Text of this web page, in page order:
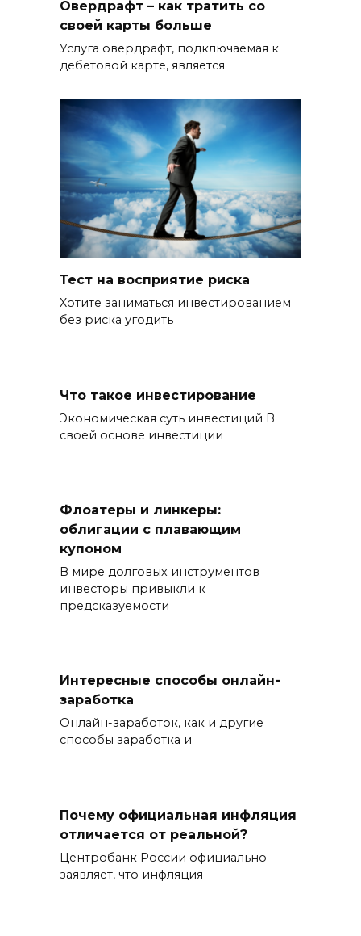
Овердрафт – как тратить со
своей карты больше
Услуга овердрафт, подключаемая к
дебетовой карте, является
Тест на восприятие риска
Хотите заниматься инвестированием
без риска угодить
Что такое инвестирование
Экономическая суть инвестиций В
своей основе инвестиции
Флоатеры и линкеры:
облигации с плавающим
купоном
В мире долговых инструментов
инвесторы привыкли к
предсказуемости
Интересные способы онлайн-
заработка
Онлайн-заработок, как и другие
способы заработка и
Почему официальная инфляция
отличается от реальной?
Центробанк России официально
заявляет, что инфляция